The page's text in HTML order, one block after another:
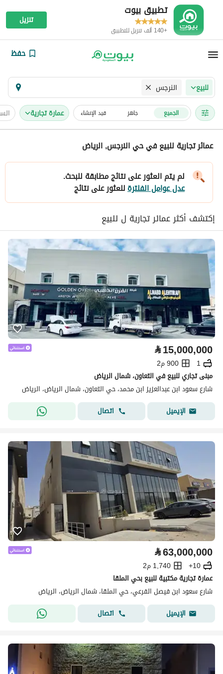
تطبيق بيوت
+140 ألف تنزيل للتطبيق
تنزيل
حفظ
للبيع النرجس
الجميع جاهز قيد الإنشاء عمارة تجارية
عمائر تجارية للبيع في حي النرجس, الرياض
لم يتم العثور على نتائج مطابقة للبحث.
عدل عوامل الفلترةللعثور على نتائج
إكتشف أكثر عمائر تجارية ل للبيع
⃁15,000,000
1
900 م2
مبنى تجاري للبيع في التعاون، شمال الرياض
شارع سعود ابن عبدالعزيز ابن محمد، حي التعاون، شمال الرياض، الرياض
الإيميل
اتصال
⃁63,000,000
10+
1,740 م2
عمارة تجارية مكتبية للبيع بحي الملقا
شارع سعود ابن فيصل الفرعي، حي الملقا، شمال الرياض، الرياض
الإيميل
اتصال